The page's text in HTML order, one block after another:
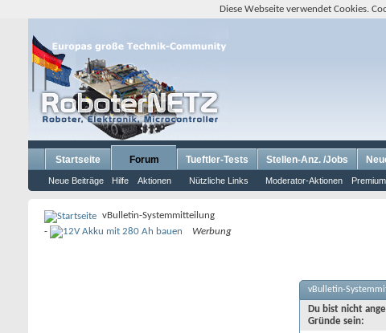
Startseite Forum
Neue Beiträge Hilfe Aktionen Nützliche Links Moderator-Aktionen
Tueftler-Tests Stellen-Anz. /Jobs
vBulletin-Systemmitteilung
-
Werbung
vBulletin-
Du bist nicht
Gründe sein:
Diese Webseite verwendet Cookies.